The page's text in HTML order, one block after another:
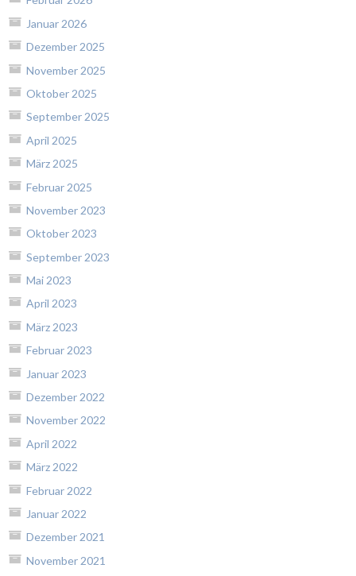
Januar 2026
Dezember 2025
November 2025
Oktober 2025
September 2025
April 2025
März 2025
Februar 2025
November 2023
Oktober 2023
September 2023
Mai 2023
April 2023
März 2023
Februar 2023
Januar 2023
Dezember 2022
November 2022
April 2022
März 2022
Februar 2022
Januar 2022
Dezember 2021
November 2021